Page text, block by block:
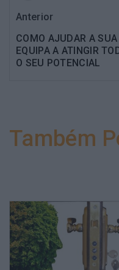
Anterior
COMO AJUDAR A SUA
EQUIPA A ATINGIR
O SEU POTENCIAL
Também